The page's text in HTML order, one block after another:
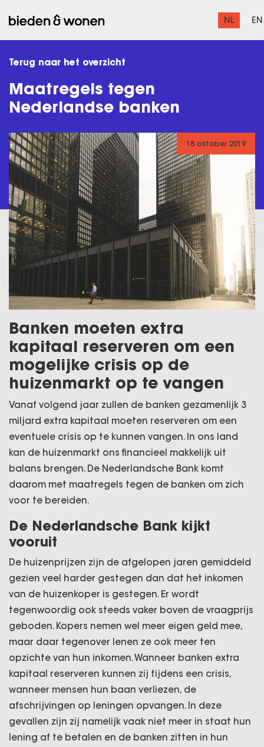
NL EN
Terug naar het overzicht
Maatregels tegen
Nederlandse banken
18 oktober 2019
Banken moeten extra
kapitaal reserveren om een
mogelijke crisis op de
huizenmarkt op te vangen
Vanaf volgend jaar zullen de banken gezamenlijk 3
miljard extra kapitaal moeten reserveren om een
eventuele crisis op te kunnen vangen. In ons land
kan de huizenmarkt ons financieel makkelijk uit
balans brengen. De Nederlandsche Bank komt
daarom met maatregels tegen de banken om zich
voor te bereiden.
De Nederlandsche Bank kijkt
vooruit
De huizenprijzen zijn de afgelopen jaren gemiddeld
gezien veel harder gestegen dan dat het inkomen
van de huizenkoper is gestegen. Er wordt
tegenwoordig ook steeds vaker boven de vraagprijs
geboden. Kopers nemen wel meer eigen geld mee,
maar daar tegenover lenen ze ook meer ten
opzichte van hun inkomen. Wanneer banken extra
kapitaal reserveren kunnen zij tijdens een crisis,
wanneer mensen hun baan verliezen, de
afschrijvingen op leningen opvangen. In deze
gevallen zijn zij namelijk vaak niet meer in staat hun
lening af te betalen en de banken zitten in hun